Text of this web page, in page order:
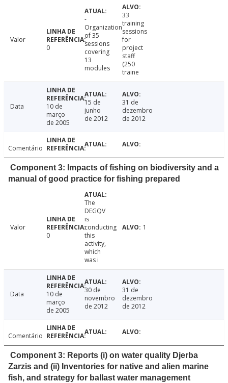
Valor
0
-
Organization
of 35
sessions
covering
13
modules
33
training
sessions
for
project
staff
(250
traine
Data
10 de
março
de 2005
15 de
junho
de 2012
31 de
dezembro
de 2012
Comentário
Component 3: Impacts of fishing on biodiversity and a
manual of good practice for fishing prepared
Valor
0
The
DEGQV
is
conducting
this
activity,
which
was i
1
Data
10 de
março
de 2005
30 de
novembro
de 2012
31 de
dezembro
de 2012
Comentário
Component 3: Reports (i) on water quality Djerba
Zarzis and (ii) Inventories for native and alien marine
fish, and strategy for ballast water management